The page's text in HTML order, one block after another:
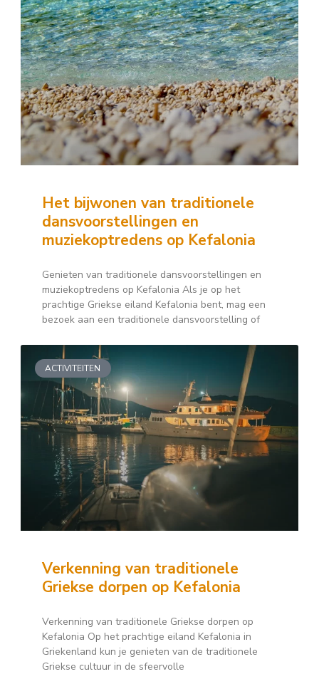
Het bijwonen van traditionele
dansvoorstellingen en
muziekoptredens op Kefalonia
Genieten van traditionele dansvoorstellingen en
muziekoptredens op Kefalonia Als je op het
prachtige Griekse eiland Kefalonia bent, mag een
bezoek aan een traditionele dansvoorstelling of
ACTIVITEITEN
Verkenning van traditionele
Griekse dorpen op Kefalonia
Verkenning van traditionele Griekse dorpen op
Kefalonia Op het prachtige eiland Kefalonia in
Griekenland kun je genieten van de traditionele
Griekse cultuur in de sfeervolle